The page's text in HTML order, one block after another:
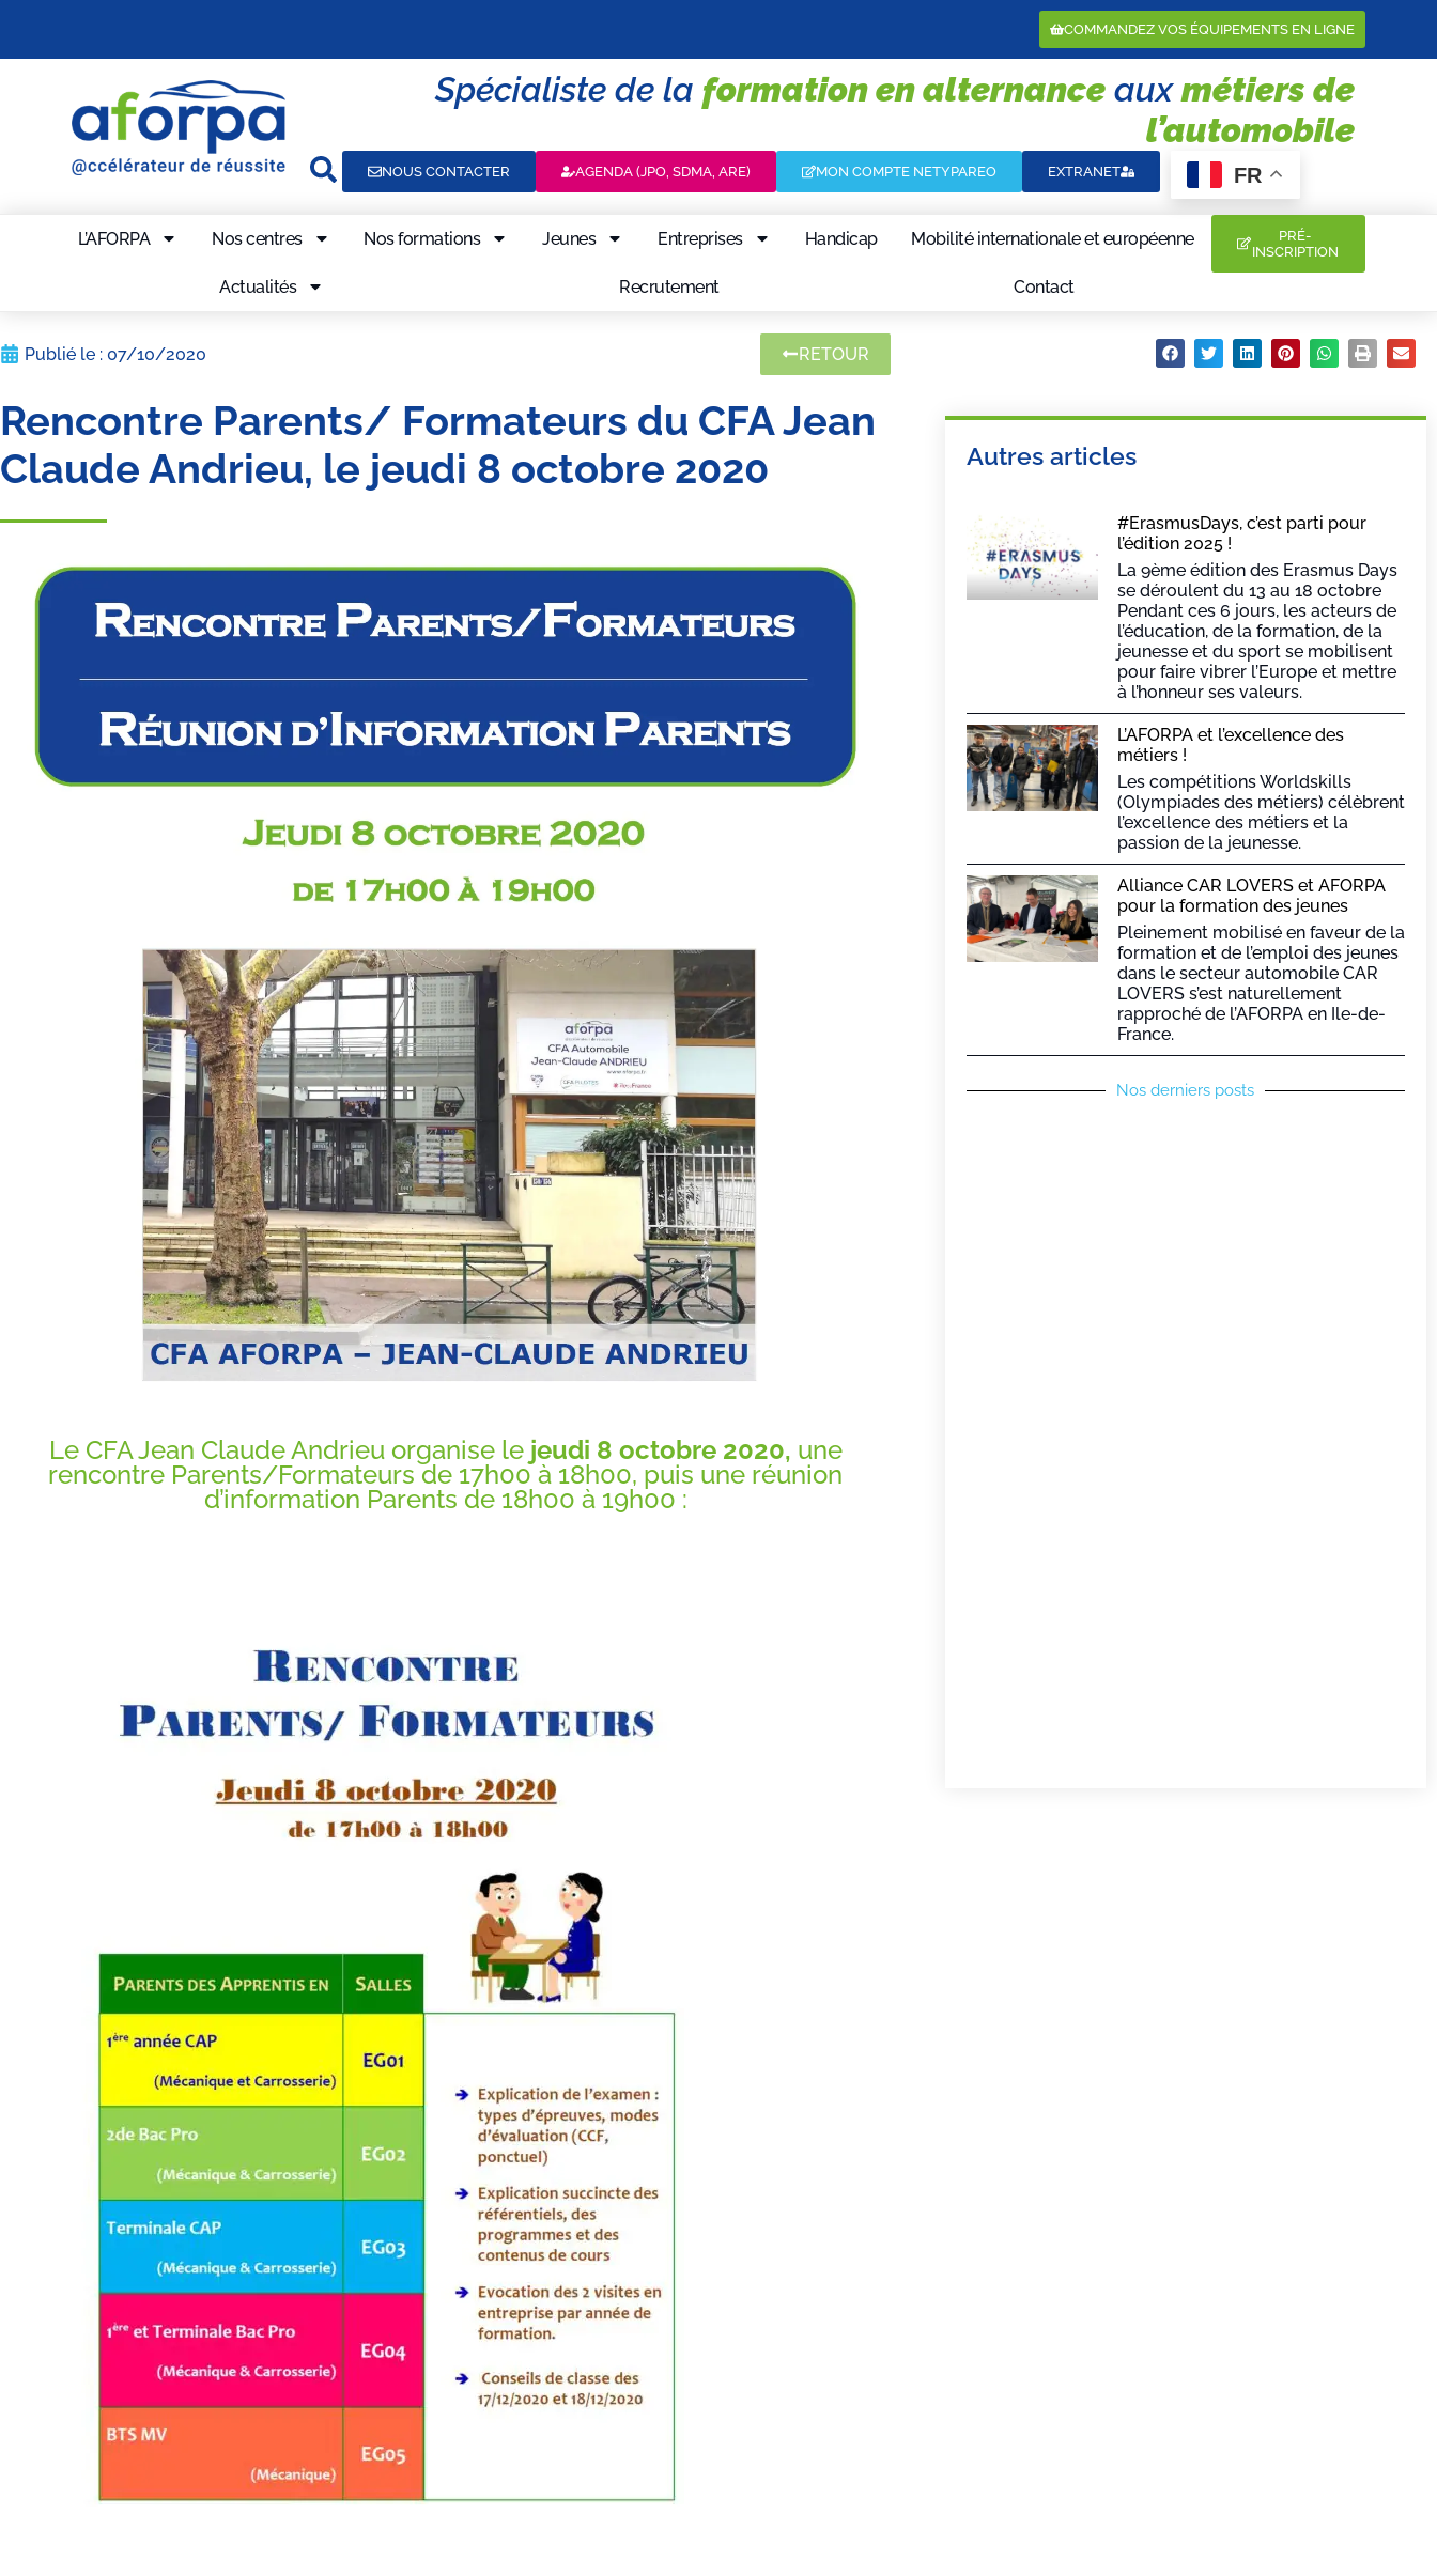
COMMANDEZ VOS ÉQUIPEMENTS EN LIGNE
Spécialiste de la formation en alternanceauxmétiers de
l’automobile
NOUS CONTACTER AGENDA (JPO, SDMA, ARE) MON COMPTE NETYPAREO EXTRANET FR
L’AFORPA Nos centres Nos formations Jeunes Entreprises Handicap Mobilité internationale et européenne
Actualités Recrutement Contact
PRÉ-
INSCRIPTION
Publié le : 07/10/2020 RETOUR
Rencontre Parents/ Formateurs du CFA Jean
Claude Andrieu, le jeudi 8 octobre 2020
Le CFA Jean Claude Andrieu organise le jeudi 8 octobre 2020, une
rencontre Parents/Formateurs de 17h00 à 18h00, puis une réunion
d’information Parents de 18h00 à 19h00 :
Autres articles
#ErasmusDays, c’est parti pour
l’édition 2025 !
La 9ème édition des Erasmus Days
se déroulent du 13 au 18 octobre
Pendant ces 6 jours, les acteurs de
l’éducation, de la formation, de la
jeunesse et du sport se mobilisent
pour faire vibrer l’Europe et mettre
à l’honneur ses valeurs.
L’AFORPA et l’excellence des
métiers !
Les compétitions Worldskills
(Olympiades des métiers) célèbrent
l’excellence des métiers et la
passion de la jeunesse.
Alliance CAR LOVERS et AFORPA
pour la formation des jeunes
Pleinement mobilisé en faveur de la
formation et de l’emploi des jeunes
dans le secteur automobile CAR
LOVERS s’est naturellement
rapproché de l’AFORPA en Ile-de-
France.
Nos derniers posts